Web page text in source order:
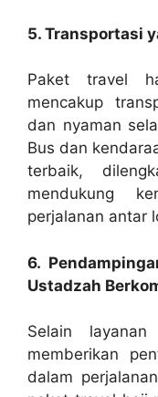
5. Transportasi
Paket travel
mencakup
dan nyaman
Bus dan
terbaik,
mendukung
perjalanan antar
6.
Ustadzah
Selain
memberikan
dalam